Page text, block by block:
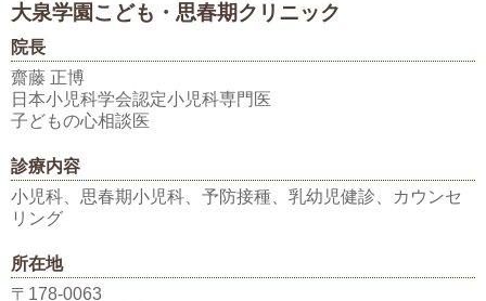
大泉学園こども・思春期クリニック
院長
齋藤 正博
日本小児科学会認定小児科専門医
子どもの心相談医
診療内容
小児科、思春期小児科、予防接種、乳幼児健診、カウンセ
リング
所在地
〒178-0063